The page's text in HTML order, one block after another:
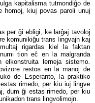
kapitalisma tutmondiĝo de
homoj, kiuj povas paroli unuj
per ĝi ebligi, ke larĝaj tavoloj
komunikiĝu trans lingvajn kaj
rigardas kiel la faktan
tion eĉ en la malgranda
lerneja sistemo.
restos en la manoj de
de Esperanto, la praktiko
rimedo, per kiu iuj lingve
dum ĝi estas rimedo, per kiu
trans lingvolimojn.